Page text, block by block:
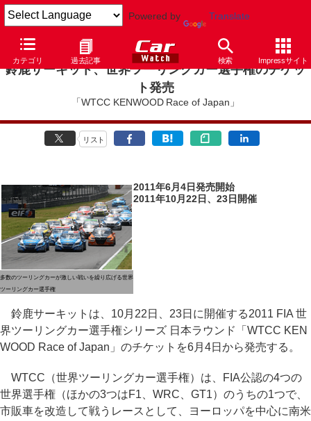
Powered by Translate
カテゴリ 過去記事 検索 Impressサイト
鈴鹿サーキット、世界ツーリングカー選手権のチケッ
ト発売
「WTCC KENWOOD Race of Japan」
リスト
多数のツーリングカーが激しい戦いを繰り広げる世界
ツーリングカー選手権
2011年6月4日発売開始
2011年10月22日、23日開催
鈴鹿サーキットは、10月22日、23日に開催する2011 FIA 世
界ツーリングカー選手権シリーズ 日本ラウンド「WTCC KEN
WOOD Race of Japan」のチケットを6月4日から発売する。
WTCC（世界ツーリングカー選手権）は、FIA公認の4つの
世界選手権（ほかの3つはF1、WRC、GT1）のうちの1つで、
市販車を改造して戦うレースとして、ヨーロッパを中心に南米